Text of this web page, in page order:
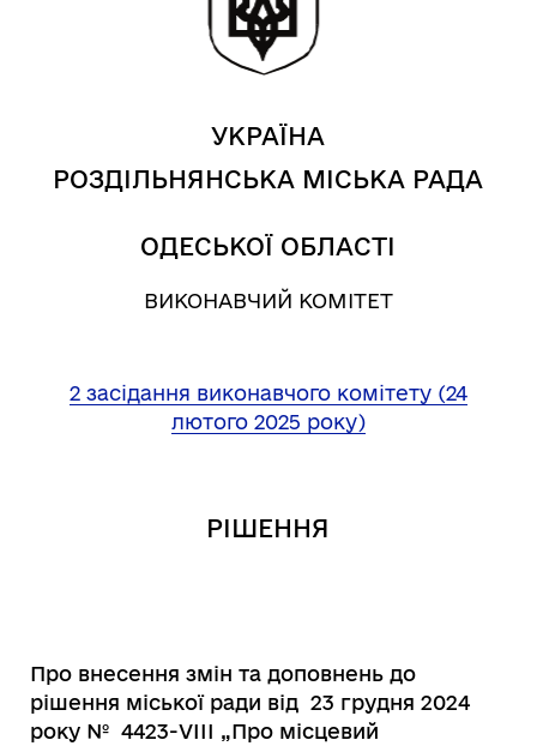
УКРАЇНА
РОЗДІЛЬНЯНСЬКА МІСЬКА РАДА
ОДЕСЬКОЇ ОБЛАСТІ
ВИКОНАВЧИЙ КОМІТЕТ
2 засідання виконавчого комітету (24
лютого 2025 року)
РІШЕННЯ
Про внесення змін та доповнень до
рішення міської ради від 23 грудня 2024
року № 4423-VІІІ „Про місцевий